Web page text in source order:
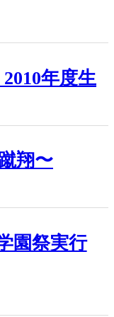
年度生
翔〜
園祭実行